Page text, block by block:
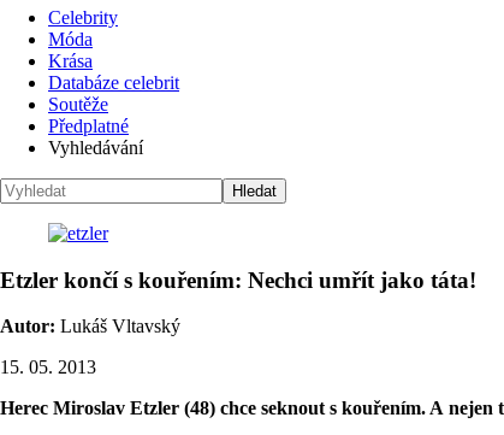
Celebrity
Móda
Krása
Databáze celebrit
Soutěže
Předplatné
Vyhledávání
Etzler končí s kouřením: Nechci umřít jako táta!
Autor: Lukáš Vltavský
15. 05. 2013
Herec Miroslav Etzler (48) chce seknout s kouřením. A